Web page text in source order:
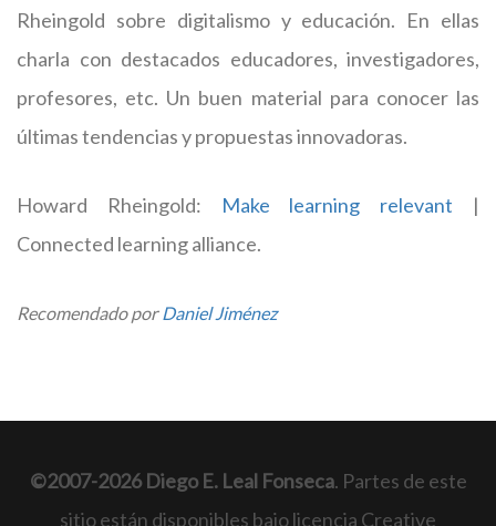
Rheingold sobre digitalismo y educación. En ellas
charla con destacados educadores, investigadores,
profesores, etc. Un buen material para conocer las
últimas tendencias y propuestas innovadoras.
Howard Rheingold: Make learning relevant |
Connected learning alliance.
Recomendado porDaniel Jiménez
©2007-2026 Diego E. Leal Fonseca. Partes de este
sitio están disponibles bajo licencia Creative